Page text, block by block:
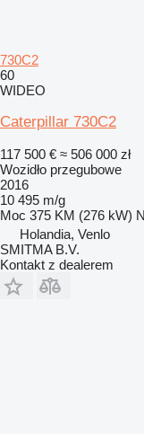
730C2
60
WIDEO
Caterpillar 730C2
117 500 € ≈ 506 000 zł
Wozidło przegubowe
2016
10 495 m/g
Moc 375 KM (276 kW)
Holandia, Venlo
SMITMA B.V.
Kontakt z dealerem